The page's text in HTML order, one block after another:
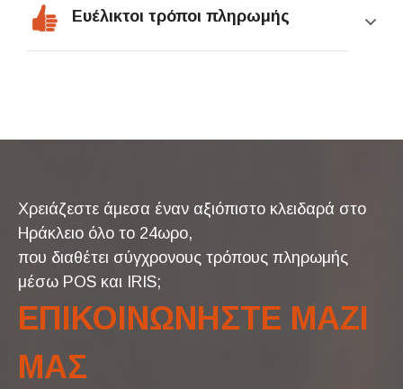
Ευέλικτοι τρόποι πληρωμής
Χρειάζεστε άμεσα έναν αξιόπιστο κλειδαρά στο
Ηράκλειο όλο το 24ωρο,
που διαθέτει σύγχρονους τρόπους πληρωμής
μέσω POS και IRIS;
ΕΠΙΚΟΙΝΩΝΗΣΤΕ ΜΑΖΙ
ΜΑΣ